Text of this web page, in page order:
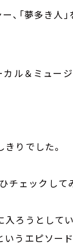
「夢多き人」
カル＆ミュー
りでした。
ェックして
ろうとして
いうエピソー